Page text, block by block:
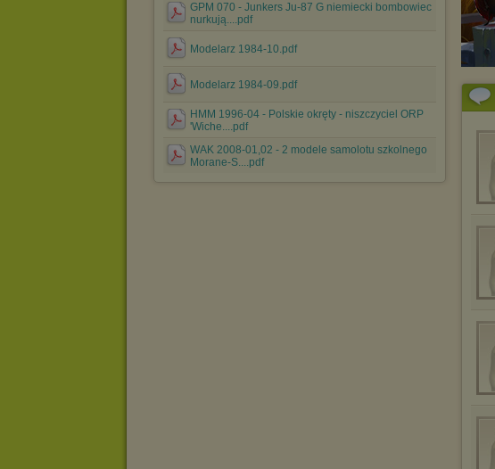
GPM 070 - Junkers Ju-87 G niemiecki bombowiec
nurkują....pdf
Modelarz 1984-10.pdf
Modelarz 1984-09.pdf
HMM 1996-04 - Polskie okręty - niszczyciel ORP
'Wiche....pdf
WAK 2008-01,02 - 2 modele samolotu szkolnego
Morane-S....pdf